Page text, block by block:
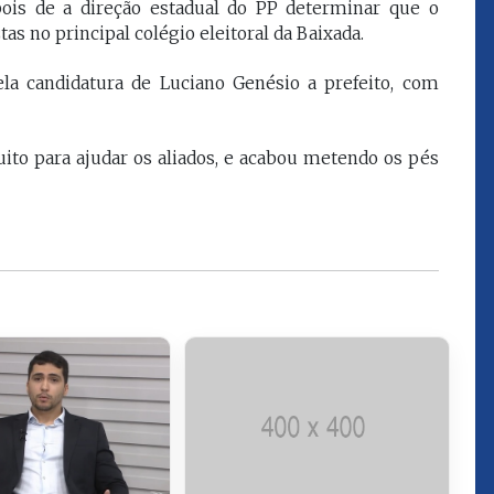
de a direção estadual do PP determinar que o
no principal colégio eleitoral da Baixada.
candidatura de Luciano Genésio a prefeito, com
para ajudar os aliados, e acabou metendo os pés
eu estou
desde março
presidente
de Justiça do
o Biênio
juízes e servidores"
FROZ SOBRINHO
onde foi Promotor de